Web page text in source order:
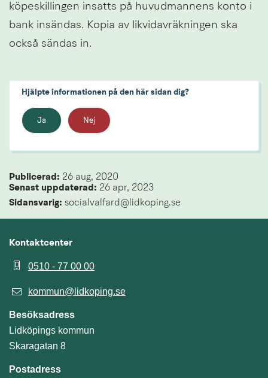
köpeskillingen insatts på huvudmannens konto i
bank insändas. Kopia av likvidavräkningen ska
också sändas in.
Hjälpte informationen på den här sidan dig?
Ja Nej
Publicerad: 26 aug, 2020
Senast uppdaterad: 26 apr, 2023
Sidansvarig: socialvalfard@lidkoping.se
Kontaktcenter
0510 - 77 00 00
kommun@lidkoping.se
Besöksadress
Lidköpings kommun
Skaragatan 8
Postadress